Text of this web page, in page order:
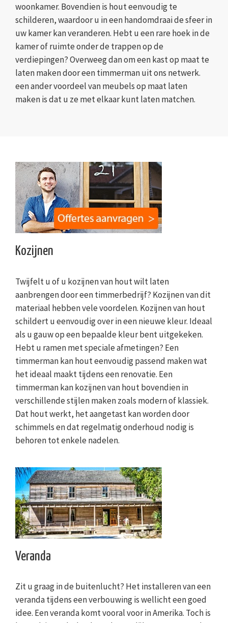
woonkamer. Bovendien is hout eenvoudig te
schilderen, waardoor u in een handomdraai de sfeer in
uw kamer kan veranderen. Hebt u een rare hoek in de
kamer of ruimte onder de trappen op de
verdiepingen? Overweeg dan om een kast op maat te
laten maken door een timmerman uit ons netwerk.
een ander voordeel van meubels op maat laten
maken is dat u ze met elkaar kunt laten matchen.
Kozijnen
Twijfelt u of u kozijnen van hout wilt laten
aanbrengen door een timmerbedrijf? Kozijnen van dit
materiaal hebben vele voordelen. Kozijnen van hout
schildert u eenvoudig over in een nieuwe kleur. Ideaal
als u gauw op een bepaalde kleur bent uitgekeken.
Hebt u ramen met speciale afmetingen? Een
timmerman kan hout eenvoudig passend maken wat
het ideaal maakt tijdens een renovatie. Een
timmerman kan kozijnen van hout bovendien in
verschillende stijlen maken zoals modern of klassiek.
Dat hout werkt, het aangetast kan worden door
schimmels en dat regelmatig onderhoud nodig is
behoren tot enkele nadelen.
Veranda
Zit u graag in de buitenlucht? Het installeren van een
veranda tijdens een verbouwing is wellicht een goed
idee. Een veranda komt vooral voor in Amerika. Toch is